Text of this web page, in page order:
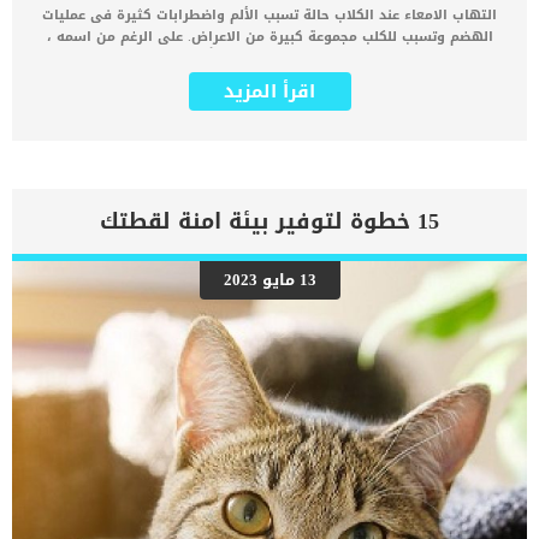
السوداني ناتجة عن حساسية الكلاب تجاه الفول السوداني نفسه. اقرأ
ايضا: ماهى حساسية الطعام عند […]
التهاب الامعاء عند الكلاب حالة تسبب الألم واضطرابات كثيرة فى عمليات
الهضم وتسبب للكلب مجموعة كبيرة من الاعراض. على الرغم من اسمه ،
عدة عوامل ولكنه ليس مرضا اساسيا انما هو حالة مرتبطة بحالة اخرى اكثر
سماكة الجهاز الهضمي. بمرور الوقت ، يؤدي هذا إلى عدم القدرة على
هضم العناصر الغذائية وامتصاصها بشكل صحيح. مع الاسف يؤثر مرض
التهاب الأمعاء بشكل كبير على جودة حياة كلبك ويجب عدم تجاهله. كما
يمكن أن يؤثر مرض التهاب الأمعاء على أي جزء من الجهاز الهضمي ، بما
في ذلك المعدة أو الأمعاء الدقيقة أو الأمعاء الغليظة أو أي مزيج. اعراض
وعلامات التهاب الامعاء عند الكلاب IBD التقيؤ إسهال ضعف الشهية
الغازات الزائدة براز مدمم سوء امتصاص العناصر الغذائية فقدان الوزن
انتفاخ البطن تورم الأطراف تجلط الدم الاسباب الكامنة خلف […]
اقرأ المزيد
15 خطوة لتوفير بيئة امنة لقطتك
13 مايو 2023